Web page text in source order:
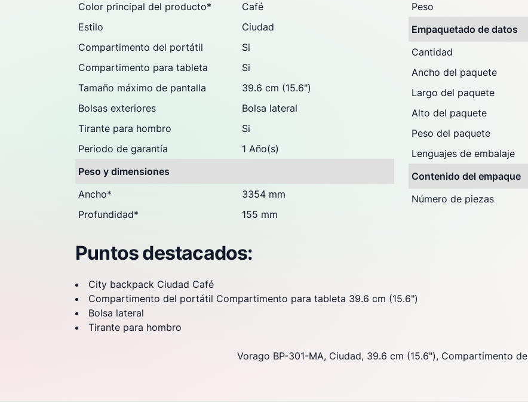
Color principal del producto*
Café
Estilo
Ciudad
Compartimento del portátil
Si
Compartimento para tableta
Si
Tamaño máximo de pantalla
39.6 cm (15.6")
Bolsas exteriores
Bolsa lateral
Tirante para hombro
Si
Periodo de garantía
1 Año(s)
Peso y dimensiones
Ancho*
3354 mm
Profundidad* 155 mm
Peso
Empaquetado de datos
Cantidad
Ancho del paquete
Largo del paquete
Alto del paquete
Peso del paquete
Lenguajes de embalaje
Contenido del empaque
Número de piezas
Puntos destacados:
City backpack Ciudad Café
Compartimento del portátil Compartimento para tableta 39.6 cm (15.6")
Bolsa lateral
Tirante para hombro
Vorago BP-301-MA, Ciudad, 39.6 cm (15.6"), Compartimento